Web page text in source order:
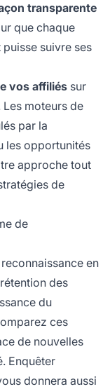
transparente
que chaque
suivre ses
vos affiliés sur
moteurs de
par la
les opportunités
approche tout
de
de
en
des
du
ces
de nouvelles
Enquêter
donnera aussi